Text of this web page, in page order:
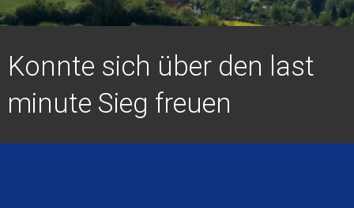
Konnte sich über den last
minute Sieg freuen